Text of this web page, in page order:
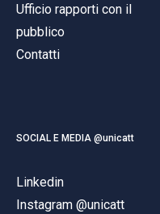
Ufficio rapporti con il
pubblico
Contatti
SOCIAL E MEDIA @unicatt
Linkedin
Instagram @unicatt